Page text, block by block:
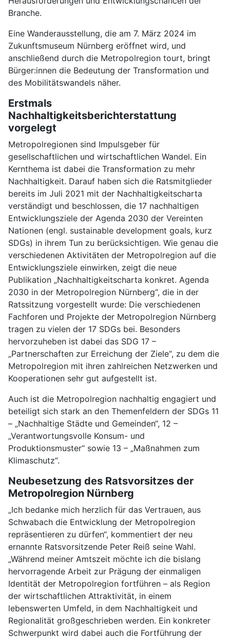
Branche.
Eine Wanderausstellung, die am 7. März 2024 im
Zukunftsmuseum Nürnberg eröffnet wird, und
anschließend durch die Metropolregion tourt, bringt
Bürger:innen die Bedeutung der Transformation und
des Mobilitätswandels näher.
Erstmals
Nachhaltigkeitsberichterstattung
vorgelegt
Metropolregionen sind Impulsgeber für
gesellschaftlichen und wirtschaftlichen Wandel. Ein
Kernthema ist dabei die Transformation zu mehr
Nachhaltigkeit. Darauf haben sich die Ratsmitglieder
bereits im Juli 2021 mit der Nachhaltigkeitscharta
verständigt und beschlossen, die 17 nachhaltigen
Entwicklungsziele der Agenda 2030 der Vereinten
Nationen (engl. sustainable development goals, kurz
SDGs) in ihrem Tun zu berücksichtigen. Wie genau die
verschiedenen Aktivitäten der Metropolregion auf die
Entwicklungsziele einwirken, zeigt die neue
Publikation „Nachhaltigkeitscharta konkret. Agenda
2030 in der Metropolregion Nürnberg“, die in der
Ratssitzung vorgestellt wurde: Die verschiedenen
Fachforen und Projekte der Metropolregion Nürnberg
tragen zu vielen der 17 SDGs bei. Besonders
hervorzuheben ist dabei das SDG 17 –
„Partnerschaften zur Erreichung der Ziele“, zu dem die
Metropolregion mit ihren zahlreichen Netzwerken und
Kooperationen sehr gut aufgestellt ist.
Auch ist die Metropolregion nachhaltig engagiert und
beteiligt sich stark an den Themenfeldern der SDGs 11
– „Nachhaltige Städte und Gemeinden“, 12 –
„Verantwortungsvolle Konsum- und
Produktionsmuster“ sowie 13 – „Maßnahmen zum
Klimaschutz“.
Neubesetzung des Ratsvorsitzes der
Metropolregion Nürnberg
„Ich bedanke mich herzlich für das Vertrauen, aus
Schwabach die Entwicklung der Metropolregion
repräsentieren zu dürfen“, kommentiert der neu
ernannte Ratsvorsitzende Peter Reiß seine Wahl.
„Während meiner Amtszeit möchte ich die bislang
hervorragende Arbeit zur Prägung der einmaligen
Identität der Metropolregion fortführen – als Region
der wirtschaftlichen Attraktivität, in einem
lebenswerten Umfeld, in dem Nachhaltigkeit und
Regionalität großgeschrieben werden. Ein konkreter
Schwerpunkt wird dabei auch die Fortführung der